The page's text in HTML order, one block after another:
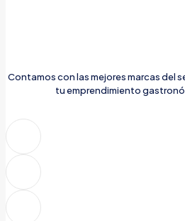
Contamos con las mejores marcas del
tu emprendimiento